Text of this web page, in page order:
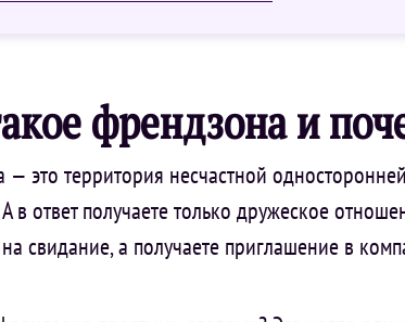
френдзона и
это территория несчастной
в ответ получаете только дружеское
свидание, а получаете приглашение в